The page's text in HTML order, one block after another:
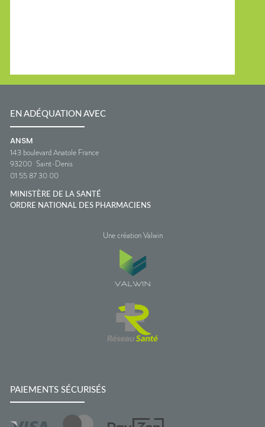
EN ADÉQUATION AVEC
ANSM
143 boulevard Anatole France
93200 Saint-Denis
01 55 87 30 00
MINISTÈRE DE LA SANTÉ
ORDRE NATIONAL DES PHARMACIENS
Une création Valwin
PAIEMENTS SÉCURISÉS